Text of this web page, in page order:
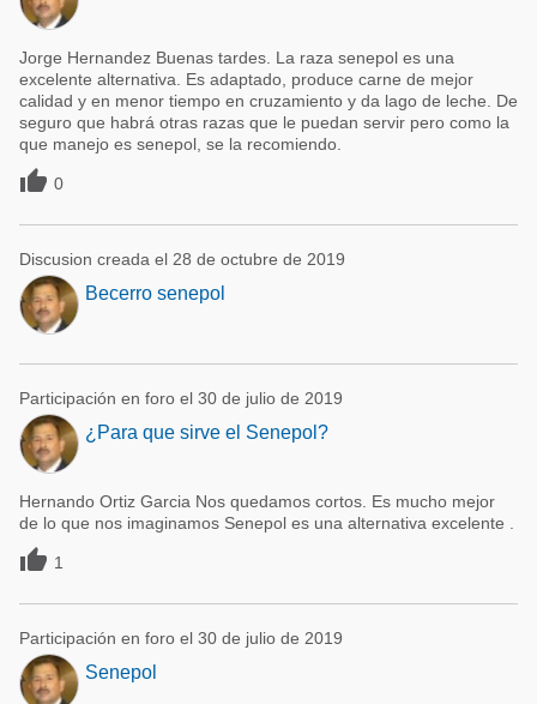
Jorge Hernandez Buenas tardes. La raza senepol es una
excelente alternativa. Es adaptado, produce carne de mejor
calidad y en menor tiempo en cruzamiento y da lago de leche. De
seguro que habrá otras razas que le puedan servir pero como la
que manejo es senepol, se la recomiendo.
 0
Discusion creada el 28 de octubre de 2019
Becerro senepol
Participación en foro el 30 de julio de 2019
¿Para que sirve el Senepol?
Hernando Ortiz Garcia Nos quedamos cortos. Es mucho mejor
de lo que nos imaginamos Senepol es una alternativa excelente .
 1
Participación en foro el 30 de julio de 2019
Senepol